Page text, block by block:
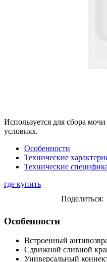
Используется для сбора
условиях.
Особенности
Технические
Технические
где купить
Поделиться:
Особенности
Встроенный
Сдвижной сливной
Универсальный